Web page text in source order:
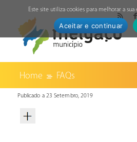
Home FAQs
Publicado a 23 Setembro, 2019
Este site utiliza cookies para melhorar a
Aceitar e continuar